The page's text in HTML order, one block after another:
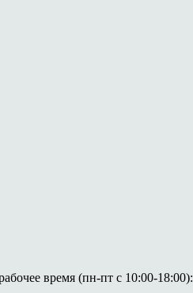
время (пн-пт с 10:00-18:00):